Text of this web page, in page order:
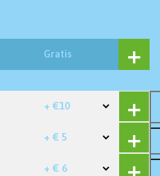
Gratis
+ €10
+ € 5
+ € 6